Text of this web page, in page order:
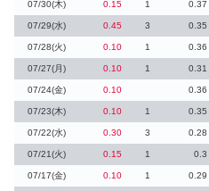
07/30(木) 0.15 1 0.37
07/29(水) 0.45 3 0.35
07/28(火) 0.10 1 0.36
07/27(月) 0.10 1 0.31
07/24(金) 0.10 0.36
07/23(木) 0.10 1 0.35
07/22(水) 0.30 3 0.28
07/21(火) 0.15 1 0.3
07/17(金) 0.10 1 0.29